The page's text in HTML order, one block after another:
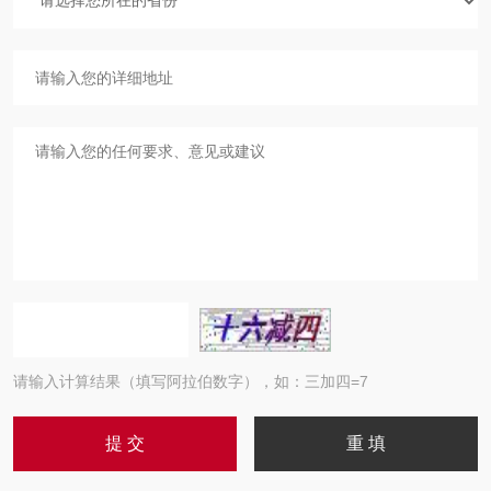
请输入计算结果（填写阿拉伯数字），如：三加四=7